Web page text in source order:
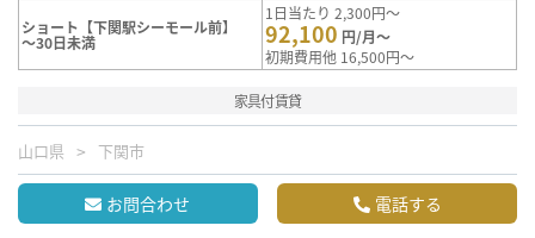
ショート【下関駅シーモール前】
～30日未満
1日当たり 2,300円～
92,100 円/月～
初期費用他 16,500円～
家具付賃貸
山口県 下関市
お問合わせ 電話する